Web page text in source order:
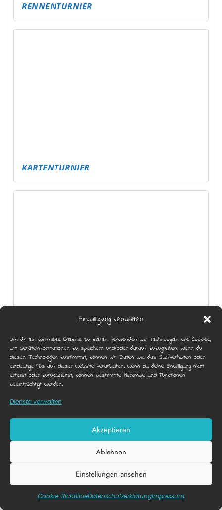
Einwilligung verwalten
Um dir ein optimales Erlebnis zu bieten, verwenden wir Technologien wie Cookies,
um Geräteinformationen zu speichern und/oder darauf zuzugreifen. Wenn du
diesen Technologien zustimmst, können wir Daten wie das Surfverhalten oder
eindeutige IDs auf dieser Website verarbeiten. Wenn du deine Einwillligung nicht
erteilst oder zurückziehst, können bestimmte Merkmale und Funktionen
beeinträchtigt werden.
Dienste verwalten
Akzeptieren
Ablehnen
Einstellungen ansehen
Cookie-RichtlinieDatenschutz­erklärungImpressum
RENNENTURNIER
KARTENTURNIER
FREE FIRE CLASH – MOBILE GAMING EVENT
Diese Webseite nutzt funktionale Cookies. X
Akzeptieren Datenschutzerklärung